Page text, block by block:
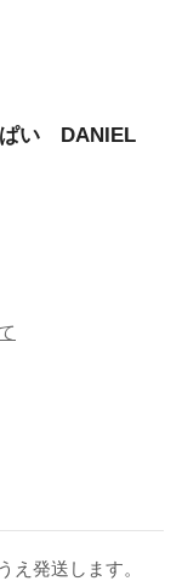
い DANIEL
え発送します。